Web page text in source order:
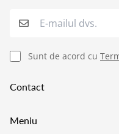
Contact
Va asteptam in showroom
Strada Preciziei 1e,
Meniu
Sunt de acord cu